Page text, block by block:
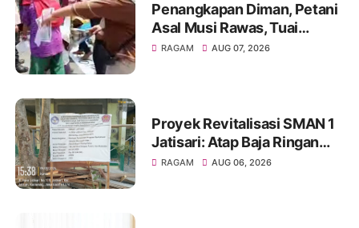
Penangkapan Diman, Petani
Asal Musi Rawas, Tuai
Sorotan Warga
RAGAM AUG 07, 2026
Proyek Revitalisasi SMAN 1
Jatisari: Atap Baja Ringan
Campur Paku & Dynabold,
RAGAM AUG 06, 2026